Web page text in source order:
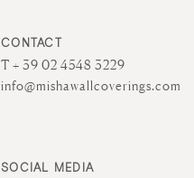
CONTACT
T + 39 02 4548 3229
info@mishawallcoverings.com
SOCIAL MEDIA